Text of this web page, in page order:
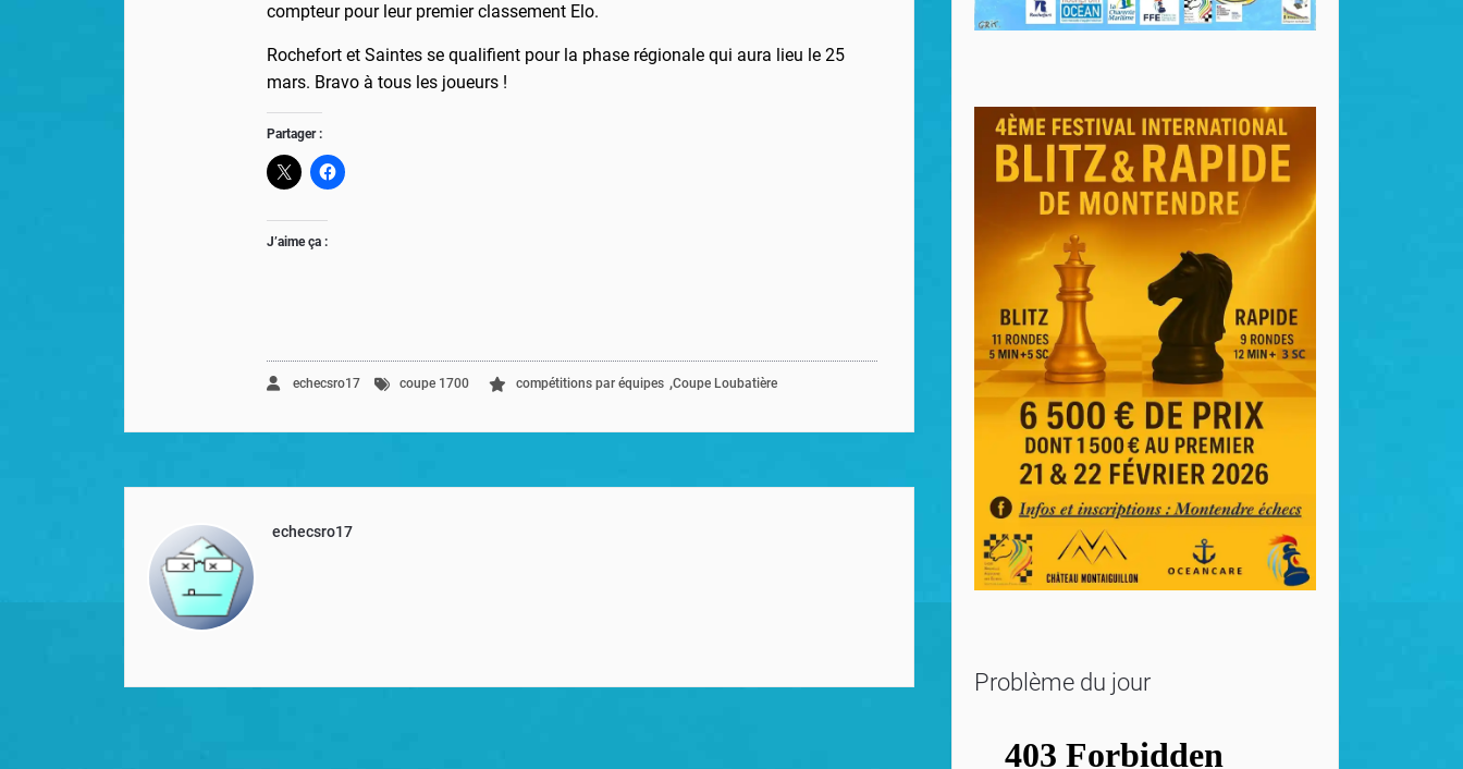
compteur pour leur premier classement Elo.
Rochefort et Saintes se qualifient pour la phase régionale qui aura lieu le 25
mars. Bravo à tous les joueurs !
Partager :
J’aime ça :
echecsro17 coupe 1700 compétitions par équipes ,Coupe Loubatière
echecsro17
Problème du jour